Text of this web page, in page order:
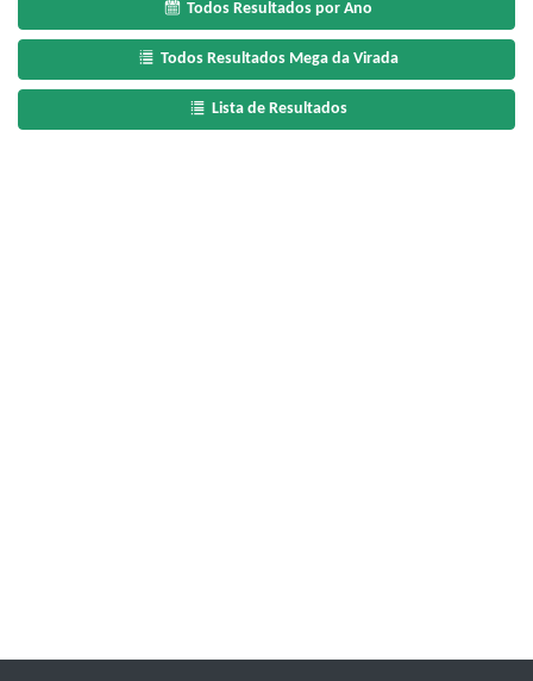
Todos Resultados por Ano
Todos Resultados Mega da Virada
Lista de Resultados